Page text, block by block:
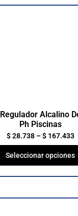
Regulador Alcalino
Ph Piscinas
$28.738–$167.433
Seleccionar opciones